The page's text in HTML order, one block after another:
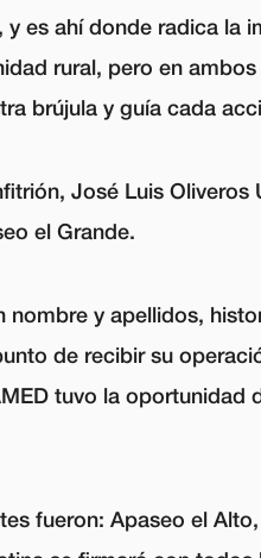
y es ahí donde radica la
rural, pero en
brújula y guía cada
José Luis
el Grande.
nombre y apellidos,
de recibir su
tuvo la
fueron: Apaseo el